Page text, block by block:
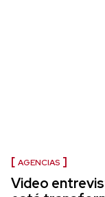
AGENCIAS
Video